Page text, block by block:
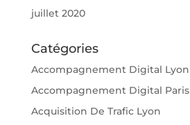
juillet 2020
Catégories
Accompagnement Digital Lyon
Accompagnement Digital Paris
Acquisition De Trafic Lyon